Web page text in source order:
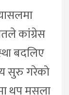
कांग्रेस
बदलिए
सुरु गरेको